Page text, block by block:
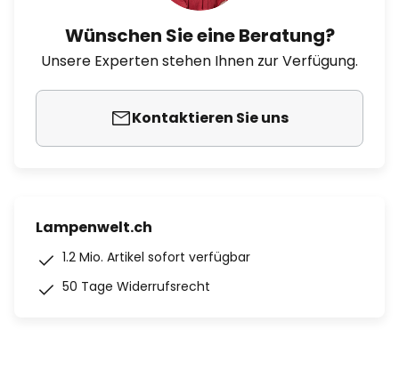
Wünschen Sie eine Beratung?
Unsere Experten stehen Ihnen zur Verfügung.
Kontaktieren Sie uns
Lampenwelt.ch
1.2 Mio. Artikel sofort verfügbar
50 Tage Widerrufsrecht